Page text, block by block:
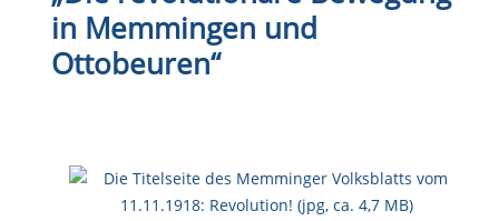
in Memmingen und
Ottobeuren“